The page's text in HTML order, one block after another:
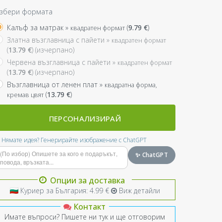
формата
Калъф за матрак » квадратен формат(9.79 €)
Златна възглавница с пайети » квадратен формат
(13.79 €) (изчерпано)
Червена възглавница с пайети » квадратен формат
(13.79 €) (изчерпано)
Възглавница от ленен плат » квадратна форма,
кремав цвят(13.79 €)
ПЕРСОНАЛИЗИРАЙ
Нямате идея? Генерирайте изображение с ChatGPT
✨ ChatGPT
Опции за доставка
Куриер за България: 4.99 € Виж детайли
Контакт
Имате въпроси? Пишете ни тук и ще отговорим